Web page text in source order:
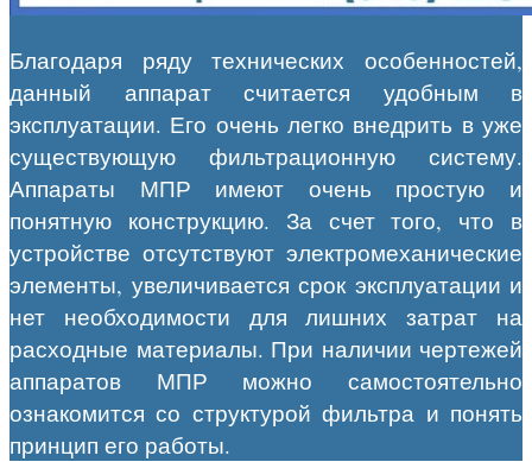
Благодаря ряду технических особенностей,
данный аппарат считается удобным в
эксплуатации. Его очень легко внедрить в уже
существующую фильтрационную систему.
Аппараты МПР имеют очень простую и
понятную конструкцию. За счет того, что в
устройстве отсутствуют электромеханические
элементы, увеличивается срок эксплуатации и
нет необходимости для лишних затрат на
расходные материалы. При наличии чертежей
аппаратов МПР можно самостоятельно
ознакомится со структурой фильтра и понять
принцип его работы.